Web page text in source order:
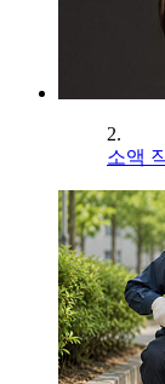
2.
소액